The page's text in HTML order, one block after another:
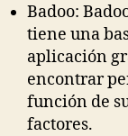
Badoo:
tiene una
aplicación
encontrar
función de
factores.